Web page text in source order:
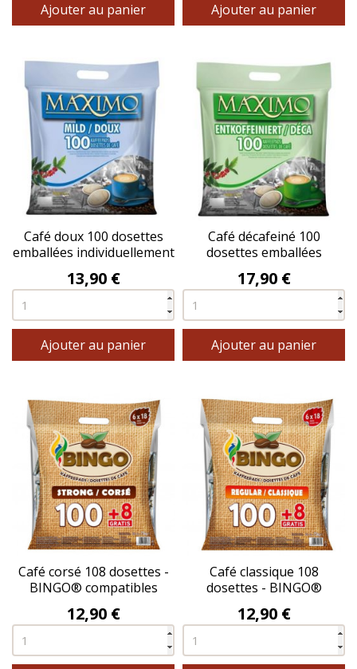
Ajouter au panier Ajouter au panier
Café doux 100 dosettes
emballées individuellement
Prix
13,90 €
Ajouter au panier
Café décafeiné 100
dosettes emballées
MAXIMO®
Prix
17,90 €
Ajouter au panier
Café corsé 108 dosettes -
BINGO® compatibles
Prix
12,90 €
Café classique 108
dosettes - BINGO®
Prix
12,90 €